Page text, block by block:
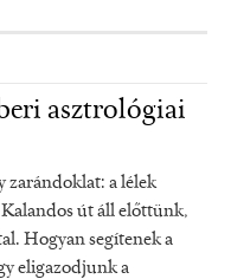
asztrológiai
zarándoklat: a lélek
út áll előttünk,
Hogyan segítenek a
eligazodjunk a